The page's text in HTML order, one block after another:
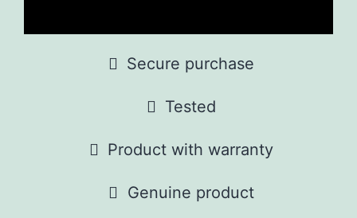
Secure purchase
Tested
Product with warranty
Genuine product